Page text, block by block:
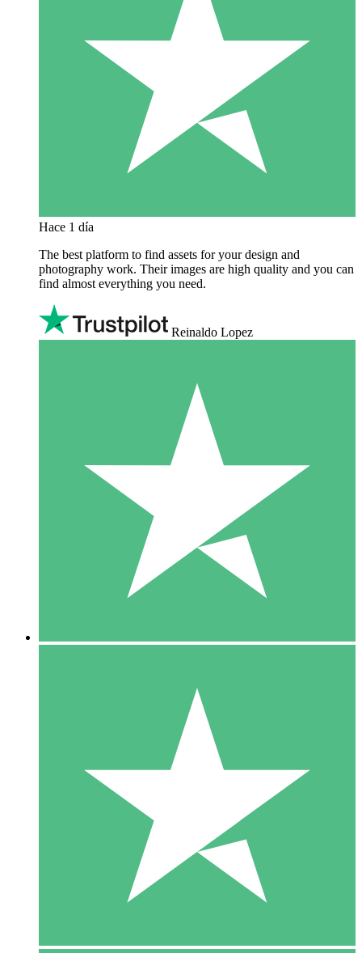
Hace 1 día
The best platform to find assets for your design and
photography work. Their images are high quality and you can
find almost everything you need.
Reinaldo Lopez